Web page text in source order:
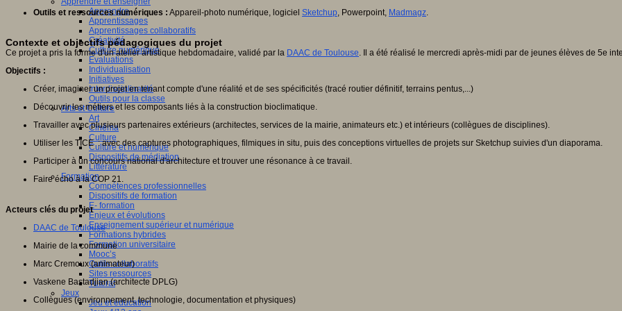
Apprendre
Apprentissages
Apprentissages collaboratifs
Créativité
Culture numérique
Evaluations
Individualisation
Initiatives
Interdisciplinarité
Outils pour la classe
Arts et Culture
Art
Cinéma
Culture
Culture et numérique
Dispositifs de médiation
Littérature
Formation
Compétences professionnelles
Dispositifs de formation
E- formation
Enjeux et évolutions
Enseignement supérieur et numérique
Formations hybrides
Formation universitaire
Mooc’s
Outils collaboratifs
Sites ressources
Tutorat
Jeux
Jeu et éducation
Outils et ressources numériques : Appareil-photo numérique, logiciel Sketchup, Powerpoint, Madmagz.
Contexte et objectifs pédagogiques du projet
Ce projet a pris la forme d'un atelier artistique hebdomadaire, validé par la DAAC de Toulouse. Il a été réalisé le mercredi après-midi par de jeunes élèves de 5e
Objectifs :
Créer, imaginer un projet en tenant compte d'une réalité et de ses spécificités (tracé routier définitif, terrains pentus,...)
Découvrir les métiers et les composants liés à la construction bioclimatique.
Travailler avec plusieurs partenaires extérieurs (architectes, services de la mairie, animateurs etc.) et intérieurs (collègues de disciplines).
Utiliser les TICE : avec des captures photographiques, filmiques in situ, puis des conceptions virtuelles de projets sur Sketchup suivies d'un diaporama.
Participer à un concours national d'architecture et trouver une résonance à ce travail.
Faire écho à la COP 21.
Acteurs clés du projet
DAAC de Toulouse
Mairie de la commune
Marc Cremoux (animateur)
Vaskene Bastadjian (architecte DPLG)
Collègues (environnement, technologie, documentation et physiques)